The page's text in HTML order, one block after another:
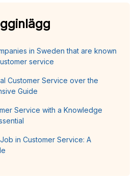
in Sweden that are known
service
Customer Service over the
Guide
Service with a Knowledge
in Customer Service: A